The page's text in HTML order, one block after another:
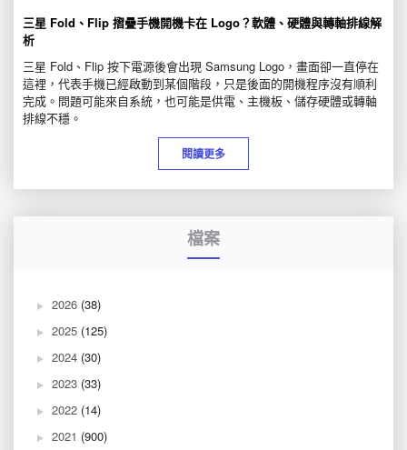
三星 Fold、Flip 摺疊手機開機卡在 Logo？軟體、硬體與轉軸排線解
析
三星 Fold、Flip 按下電源後會出現 Samsung Logo，畫面卻一直停在
這裡，代表手機已經啟動到某個階段，只是後面的開機程序沒有順利
完成。問題可能來自系統，也可能是供電、主機板、儲存硬體或轉軸
排線不穩。
閱讀更多
檔案
2026 (38)
2025 (125)
2024 (30)
2023 (33)
2022 (14)
2021 (900)